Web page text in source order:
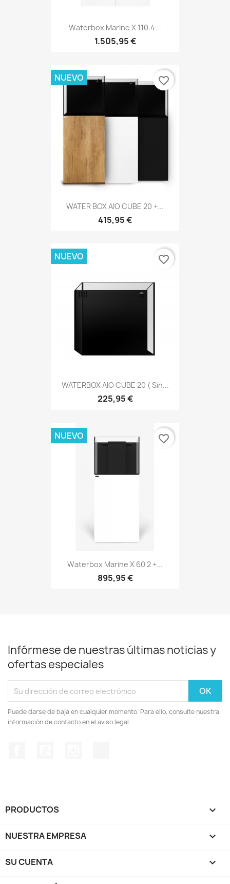
Waterbox Marine X 110.4...
1.505,95 €
WATER BOX AIO CUBE 20 +...
415,95 €
NUEVO favorite_border
WATERBOX AIO CUBE 20 ( Sin...
225,95 €
NUEVO favorite_border
Waterbox Marine X 60 2 +...
895,95 €
NUEVO favorite_border
Infórmese de nuestras últimas noticias y
ofertas especiales
Puede darse de baja en cualquier momento. Para ello, consulte nuestra
información de contacto en el aviso legal.
PRODUCTOS 
NUESTRA EMPRESA 
SU CUENTA 